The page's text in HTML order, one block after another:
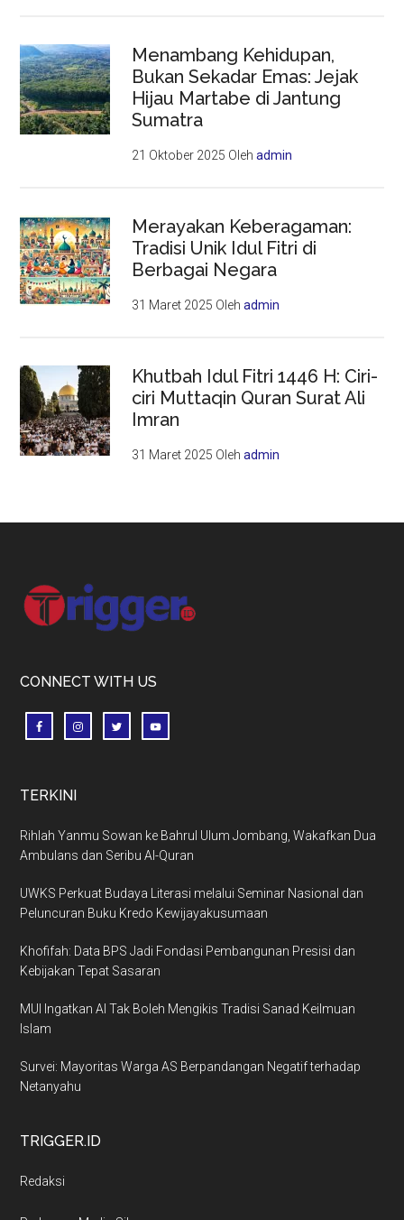
Menambang Kehidupan,
Bukan Sekadar Emas: Jejak
Hijau Martabe di Jantung
Sumatra
21 Oktober 2025 Olehadmin
Merayakan Keberagaman:
Tradisi Unik Idul Fitri di
Berbagai Negara
31 Maret 2025 Olehadmin
Khutbah Idul Fitri 1446 H: Ciri-
ciri Muttaqin Quran Surat Ali
Imran
31 Maret 2025 Olehadmin
Footer
CONNECT WITH US
TERKINI
Rihlah Yanmu Sowan ke Bahrul Ulum Jombang, Wakafkan Dua
Ambulans dan Seribu Al-Quran
UWKS Perkuat Budaya Literasi melalui Seminar Nasional dan
Peluncuran Buku Kredo Kewijayakusumaan
Khofifah: Data BPS Jadi Fondasi Pembangunan Presisi dan
Kebijakan Tepat Sasaran
MUI Ingatkan AI Tak Boleh Mengikis Tradisi Sanad Keilmuan
Islam
Survei: Mayoritas Warga AS Berpandangan Negatif terhadap
Netanyahu
TRIGGER.ID
Redaksi